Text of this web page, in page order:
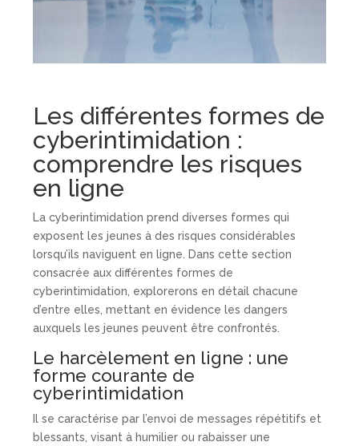
Les différentes formes de
cyberintimidation :
comprendre les risques
en ligne
La cyberintimidation prend diverses formes qui
exposent les jeunes à des risques considérables
lorsqu’ils naviguent en ligne. Dans cette section
consacrée aux différentes formes de
cyberintimidation, explorerons en détail chacune
d’entre elles, mettant en évidence les dangers
auxquels les jeunes peuvent être confrontés.
Le harcèlement en ligne : une
forme courante de
cyberintimidation
Il se caractérise par l’envoi de messages répétitifs et
blessants, visant à humilier ou rabaisser une